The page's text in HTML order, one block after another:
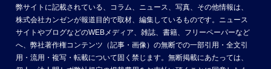
弊サイトに記載されている、コラム、ニュース、写真、その他情報は、
株式会社カンゼンが報道目的で取材、編集しているものです。ニュース
サイトやブログなどのWEBメディア、雑誌、書籍、フリーペーパーなど
へ、弊社著作権コンテンツ（記事・画像）の無断での一部引用・全文引
用・流用・複写・転載について固く禁じます。無断掲載にあたっては、